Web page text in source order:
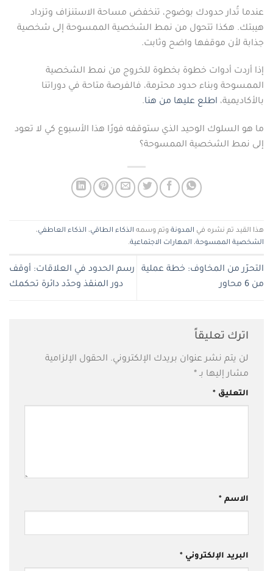
عندما تُدار حدودك بوضوح، تنخفض مساحة الاستنزاف وتزداد
هيبتك. هكذا تتحول من نمط الشخصية الممسوحة إلى شخصية
جذابة لأن موقفها واضح وثابت.
إذا أردت أدوات خطوة بخطوة للخروج من نمط الشخصية
الممسوحة وبناء حدود محترمة، فالفرصة متاحة في دوراتنا
بالأكاديمية، اطلع عليها من هنا.
ما هو السلوك الوحيد الذي ستوقفه فورًا هذا الأسبوع كي لا تعود
إلى نمط الشخصية الممسوحة؟
هذا القيد تم نشره في المدونة وتم وسمه الذكاء الطاقي، الذكاء العاطفي،
الشخصية الممسوحة، المهارات الاجتماعية.
التحرّر من المخاوف: خطة عملية
من 6 محاور
رسم الحدود في العلاقات: أوقف
دور المنقذ وحدّد دائرة تحكمك
اترك تعليقاً
لن يتم نشر عنوان بريدك الإلكتروني. الحقول الإلزامية
مشار إليها بـ *
التعليق *
الاسم *
البريد الإلكتروني *